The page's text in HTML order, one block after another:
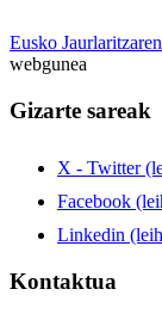
Eusko
webgunea
Gizarte sareak
X - Twitter
Facebook
Linkedin
Kontaktua